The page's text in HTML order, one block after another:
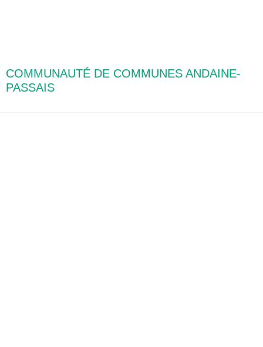
COMMUNAUTÉ DE COMMUNES ANDAINE-
PASSAIS